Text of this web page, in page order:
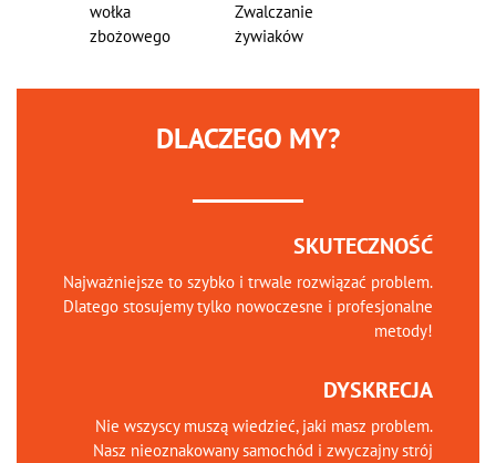
wołka
zbożowego
Zwalczanie
żywiaków
DLACZEGO MY?
SKUTECZNOŚĆ
Najważniejsze to szybko i trwale rozwiązać problem.
Dlatego stosujemy tylko nowoczesne i profesjonalne
metody!
DYSKRECJA
Nie wszyscy muszą wiedzieć, jaki masz problem.
Nasz nieoznakowany samochód i zwyczajny strój